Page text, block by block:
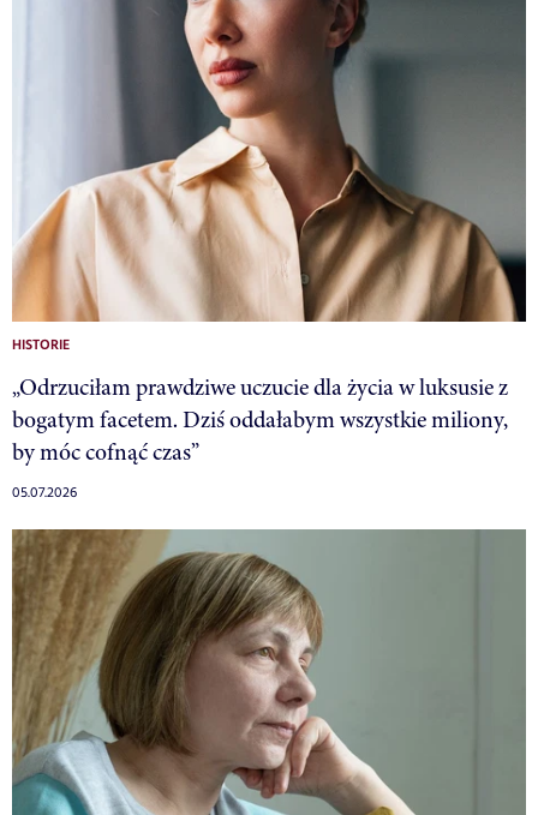
HISTORIE
„Odrzuciłam prawdziwe uczucie dla życia w luksusie z
bogatym facetem. Dziś oddałabym wszystkie miliony,
by móc cofnąć czas”
05.07.2026